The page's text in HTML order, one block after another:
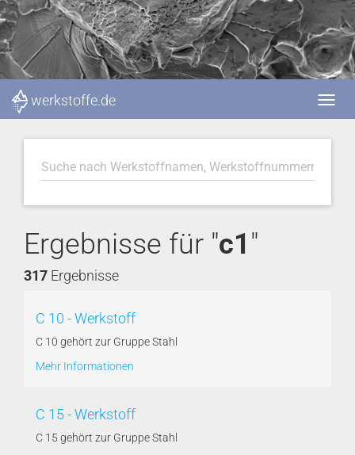
werkstoffe.de
Ergebnisse für "c1 "
317 Ergebnisse
C 10 - Werkstoff
C 10 gehört zur Gruppe Stahl
Mehr Informationen
C 15 - Werkstoff
C 15 gehört zur Gruppe Stahl